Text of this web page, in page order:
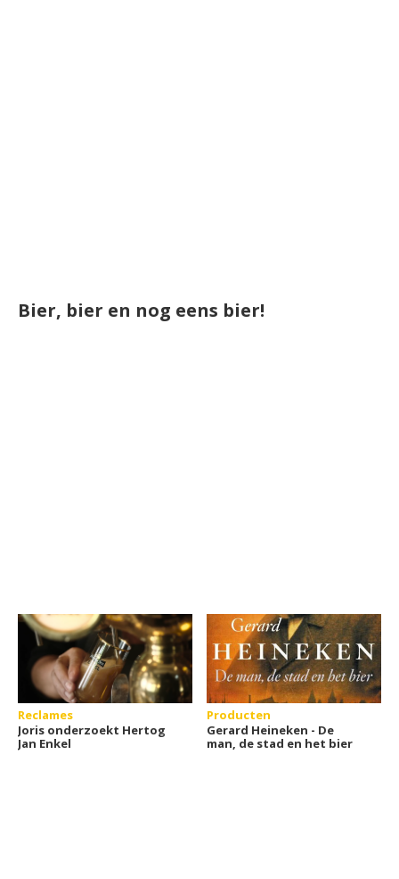
Bier, bier en nog eens bier!
Reclames
Joris onderzoekt Hertog
Jan Enkel
Producten
Gerard Heineken - De
man, de stad en het bier